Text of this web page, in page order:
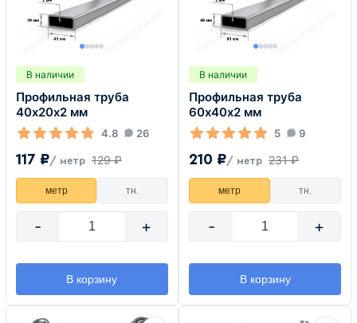
В наличии
Профильная труба
40х20х2 мм
4.8 26
117 ₽/ метр 129 ₽
метр тн.
- +
В корзину
В наличии
Профильная труба
60х40х2 мм
5 9
210 ₽/ метр 231 ₽
метр тн.
- +
В корзину